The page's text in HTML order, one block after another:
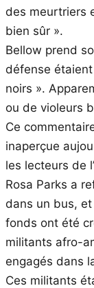
des meurtriers
bien sûr ».
Bellow prend
défense
noirs ».
ou de violeurs
Ce
inaperçue
les lecteurs de
Rosa Parks a
dans un bus,
fonds ont été
militants afro-
engagés dans
Ces militants